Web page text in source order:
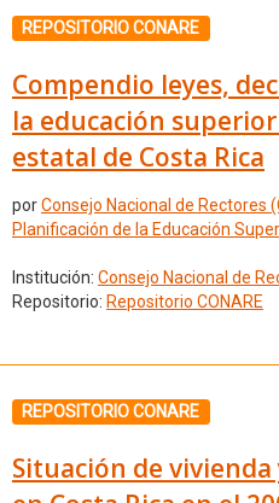
REPOSITORIO CONARE
Compendio leyes,
la educación
estatal de Costa Rica
porConsejo Nacional de Rectores
Planificación de la Educación
Institución: Consejo Nacional de
Repositorio: Repositorio CONARE
REPOSITORIO CONARE
Situación de